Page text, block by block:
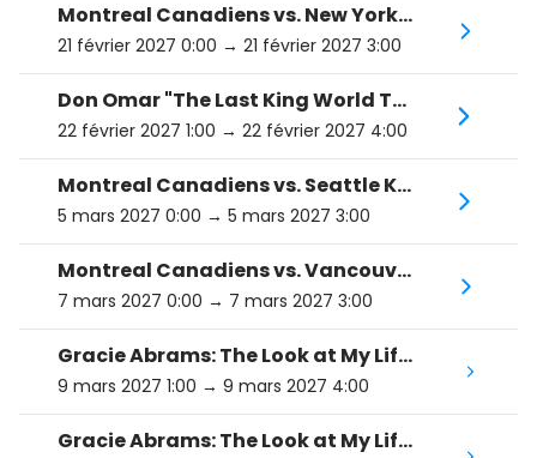
Montreal Canadiens vs. New York Islanders
21 février 2027 0:00 → 21 février 2027 3:00
Don Omar "The Last King World Tour"
22 février 2027 1:00 → 22 février 2027 4:00
Montreal Canadiens vs. Seattle Kraken
5 mars 2027 0:00 → 5 mars 2027 3:00
Montreal Canadiens vs. Vancouver Canucks
7 mars 2027 0:00 → 7 mars 2027 3:00
Gracie Abrams: The Look at My Life Tour presented by Capital One
9 mars 2027 1:00 → 9 mars 2027 4:00
Gracie Abrams: The Look at My Life Tour presented by Capital One